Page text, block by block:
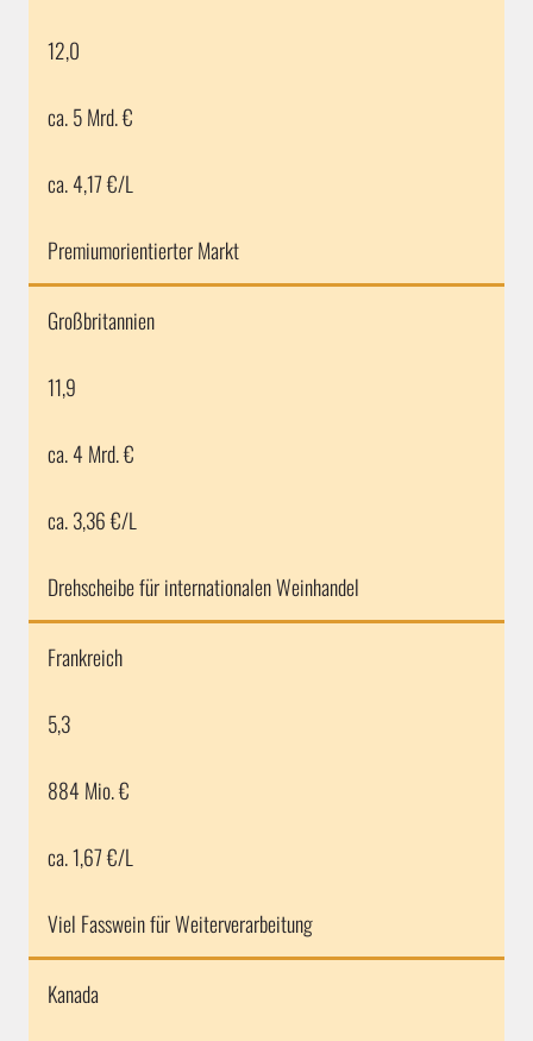
12,0
ca. 5 Mrd. €
ca. 4,17 €/L
Premiumorientierter Markt
Großbritannien
11,9
ca. 4 Mrd. €
ca. 3,36 €/L
Drehscheibe für internationalen Weinhandel
Frankreich
5,3
884 Mio. €
ca. 1,67 €/L
Viel Fasswein für Weiterverarbeitung
Kanada